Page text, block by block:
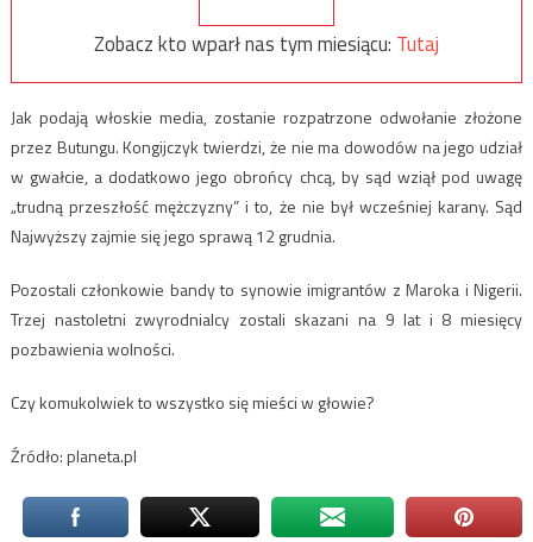
Zobacz kto wparł nas tym miesiącu: Tutaj
Jak podają włoskie media, zostanie rozpatrzone odwołanie złożone
przez Butungu. Kongijczyk twierdzi, że nie ma dowodów na jego udział
w gwałcie, a dodatkowo jego obrońcy chcą, by sąd wziął pod uwagę
„trudną przeszłość mężczyzny” i to, że nie był wcześniej karany. Sąd
Najwyższy zajmie się jego sprawą 12 grudnia.
Pozostali członkowie bandy to synowie imigrantów z Maroka i Nigerii.
Trzej nastoletni zwyrodnialcy zostali skazani na 9 lat i 8 miesięcy
pozbawienia wolności.
Czy komukolwiek to wszystko się mieści w głowie?
Źródło: planeta.pl